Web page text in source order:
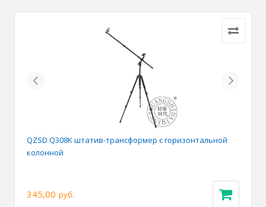
Previous Next
QZSD Q308K штатив-трансформер с горизонтальной
колонной
345,00 руб.